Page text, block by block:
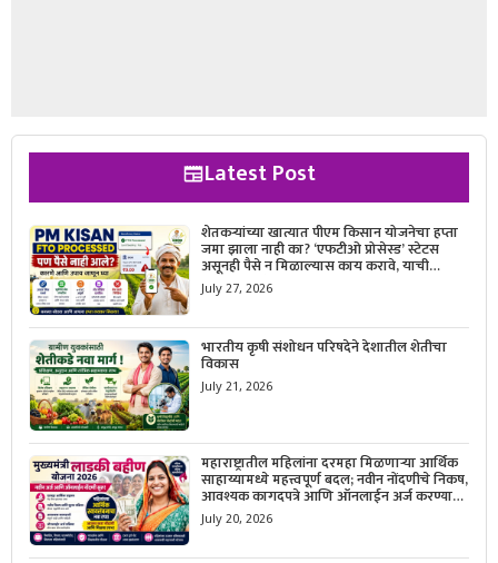
Latest Post
शेतकऱ्यांच्या खात्यात पीएम किसान योजनेचा हप्ता
जमा झाला नाही का? ‘एफटीओ प्रोसेस्ड’ स्टेटस
असूनही पैसे न मिळाल्यास काय करावे, याची
सविस्तर माहिती जाणून घ्या.
July 27, 2026
भारतीय कृषी संशोधन परिषदेने देशातील शेतीचा
विकास
July 21, 2026
महाराष्ट्रातील महिलांना दरमहा मिळणाऱ्या आर्थिक
साहाय्यामध्ये महत्त्वपूर्ण बदल; नवीन नोंदणीचे निकष,
आवश्यक कागदपत्रे आणि ऑनलाईन अर्ज करण्याची
सोपी प्रक्रिया जाणून घ्या.
July 20, 2026